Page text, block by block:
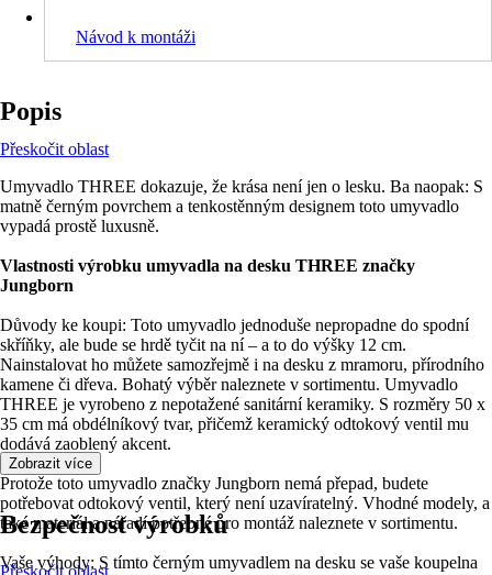
Návod k montáži
Popis
Přeskočit oblast
Umyvadlo THREE dokazuje, že krása není jen o lesku. Ba naopak: S
matně černým povrchem a tenkostěnným designem toto umyvadlo
vypadá prostě luxusně.
Vlastnosti výrobku umyvadla na desku THREE značky
Jungborn
Důvody ke koupi: Toto umyvadlo jednoduše nepropadne do spodní
skříňky, ale bude se hrdě tyčit na ní – a to do výšky 12 cm.
Nainstalovat ho můžete samozřejmě i na desku z mramoru, přírodního
kamene či dřeva. Bohatý výběr naleznete v sortimentu. Umyvadlo
THREE je vyrobeno z nepotažené sanitární keramiky. S rozměry 50 x
35 cm má obdélníkový tvar, přičemž keramický odtokový ventil mu
dodává zaoblený akcent.
Protože toto umyvadlo značky Jungborn nemá přepad, budete
potřebovat odtokový ventil, který není uzavíratelný. Vhodné modely, a
také materiál a nářadí potřebné pro montáž naleznete v sortimentu.
Vaše výhody: S tímto černým umyvadlem na desku se vaše koupelna
Zobrazit více
Bezpečnost výrobků
Přeskočit oblast